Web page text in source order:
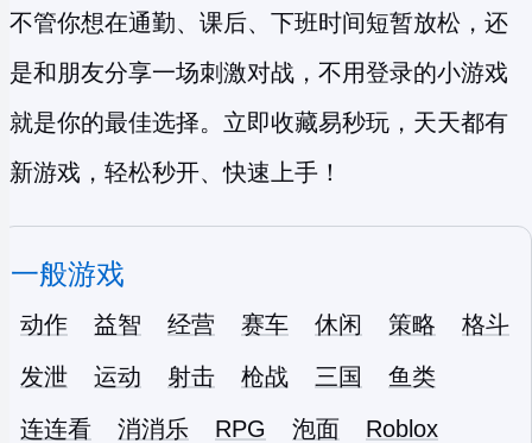
不管你想在通勤、课后、下班时间短暂放松，还
是和朋友分享一场刺激对战，不用登录的小游戏
就是你的最佳选择。立即收藏易秒玩，天天都有
新游戏，轻松秒开、快速上手！
一般游戏
动作 益智 经营 赛车 休闲 策略
格斗
发泄
运动 射击 枪战 三国
鱼类
连连看
消消乐 RPG 泡面
Roblox